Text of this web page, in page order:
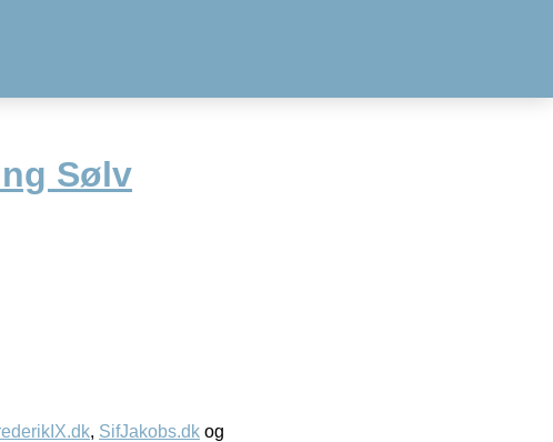
Sølv
, SifJakobs.dk og